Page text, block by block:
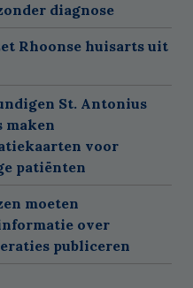
diagnose
Rhoonse huisarts uit
St. Antonius
maken
voor
patiënten
moeten
over
publiceren